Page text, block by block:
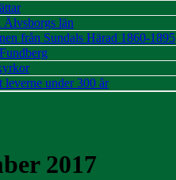
Älvsborgs län
från Sundals Härad 1860-1895
leverne under 300 år
2017